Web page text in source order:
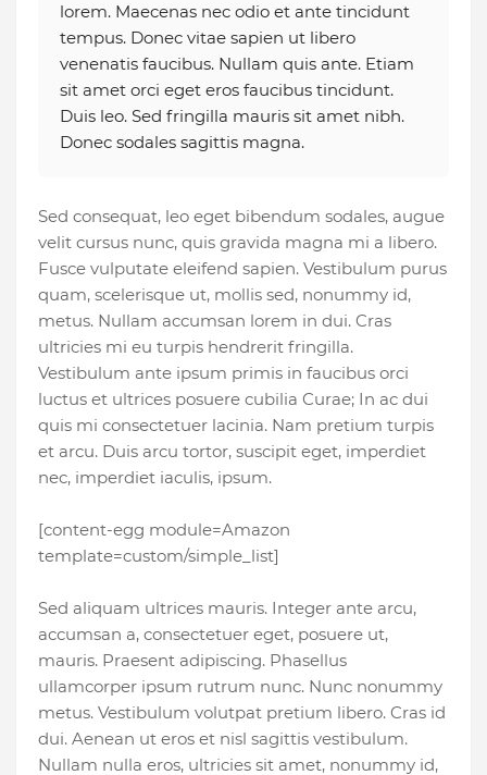
lorem. Maecenas nec odio et ante tincidunt
tempus. Donec vitae sapien ut libero
venenatis faucibus. Nullam quis ante. Etiam
sit amet orci eget eros faucibus tincidunt.
Duis leo. Sed fringilla mauris sit amet nibh.
Donec sodales sagittis magna.
Sed consequat, leo eget bibendum sodales, augue
velit cursus nunc, quis gravida magna mi a libero.
Fusce vulputate eleifend sapien. Vestibulum purus
quam, scelerisque ut, mollis sed, nonummy id,
metus. Nullam accumsan lorem in dui. Cras
ultricies mi eu turpis hendrerit fringilla.
Vestibulum ante ipsum primis in faucibus orci
luctus et ultrices posuere cubilia Curae; In ac dui
quis mi consectetuer lacinia. Nam pretium turpis
et arcu. Duis arcu tortor, suscipit eget, imperdiet
nec, imperdiet iaculis, ipsum.
[content-egg module=Amazon
template=custom/simple_list]
Sed aliquam ultrices mauris. Integer ante arcu,
accumsan a, consectetuer eget, posuere ut,
mauris. Praesent adipiscing. Phasellus
ullamcorper ipsum rutrum nunc. Nunc nonummy
metus. Vestibulum volutpat pretium libero. Cras id
dui. Aenean ut eros et nisl sagittis vestibulum.
Nullam nulla eros, ultricies sit amet, nonummy id,